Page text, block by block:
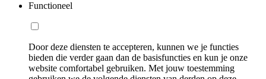
Functioneel
Door deze diensten te accepteren, kunnen we je functies
bieden die verder gaan dan de basisfuncties en kun je onze
website comfortabel gebruiken. Met jouw toestemming